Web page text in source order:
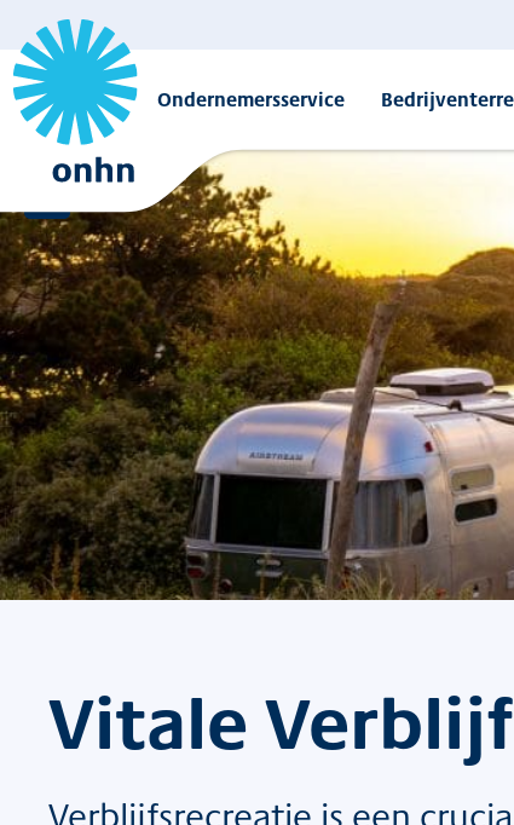
Ondernemersservice
Overzicht
Vitale